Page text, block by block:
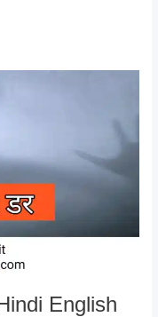
English